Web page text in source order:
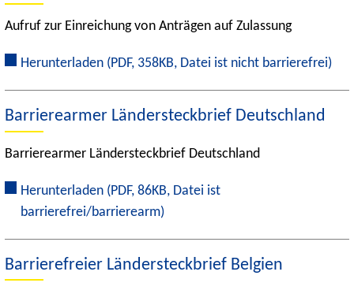
Aufruf zur Einreichung von Anträgen auf Zulassung
Herunterladen (PDF, 358KB, Datei ist nicht barrierefrei)
Barrierearmer Ländersteckbrief Deutschland
Barrierearmer Ländersteckbrief Deutschland
Herunterladen (PDF, 86KB, Datei ist
barrierefrei/barrierearm)
Barrierefreier Ländersteckbrief Belgien